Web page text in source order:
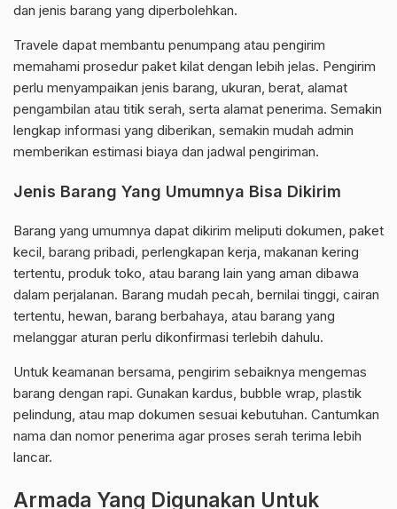
dan jenis barang yang diperbolehkan.
Travele dapat membantu penumpang atau pengirim
memahami prosedur paket kilat dengan lebih jelas. Pengirim
perlu menyampaikan jenis barang, ukuran, berat, alamat
pengambilan atau titik serah, serta alamat penerima. Semakin
lengkap informasi yang diberikan, semakin mudah admin
memberikan estimasi biaya dan jadwal pengiriman.
Jenis Barang Yang Umumnya Bisa Dikirim
Barang yang umumnya dapat dikirim meliputi dokumen, paket
kecil, barang pribadi, perlengkapan kerja, makanan kering
tertentu, produk toko, atau barang lain yang aman dibawa
dalam perjalanan. Barang mudah pecah, bernilai tinggi, cairan
tertentu, hewan, barang berbahaya, atau barang yang
melanggar aturan perlu dikonfirmasi terlebih dahulu.
Untuk keamanan bersama, pengirim sebaiknya mengemas
barang dengan rapi. Gunakan kardus, bubble wrap, plastik
pelindung, atau map dokumen sesuai kebutuhan. Cantumkan
nama dan nomor penerima agar proses serah terima lebih
lancar.
Armada Yang Digunakan Untuk